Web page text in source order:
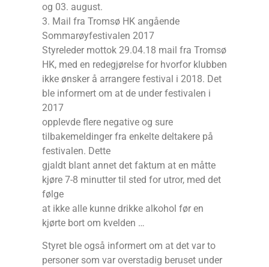
og 03. august.
3. Mail fra Tromsø HK angående
Sommarøyfestivalen 2017
Styreleder mottok 29.04.18 mail fra Tromsø
HK, med en redegjørelse for hvorfor klubben
ikke ønsker å arrangere festival i 2018. Det
ble informert om at de under festivalen i
2017
opplevde flere negative og sure
tilbakemeldinger fra enkelte deltakere på
festivalen. Dette
gjaldt blant annet det faktum at en måtte
kjøre 7-8 minutter til sted for utror, med det
følge
at ikke alle kunne drikke alkohol før en
kjørte bort om kvelden …
Styret ble også informert om at det var to
personer som var overstadig beruset under